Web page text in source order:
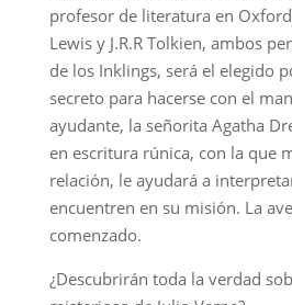
profesor de literatura en Oxford
Lewis y J.R.R Tolkien, ambos
de los Inklings, será el elegido
secreto para hacerse con el
ayudante, la señorita Agatha
en escritura rúnica, con la que
relación, le ayudará a
encuentren en su misión. La
comenzado.
¿Descubrirán toda la verdad